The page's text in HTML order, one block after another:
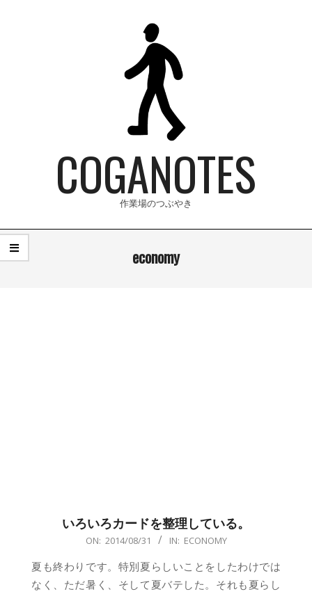
COGANOTES
作業場のつぶやき
Primary
Navigation
economy
いろいろカードを整理している。
31
ON: 2014/08/31 IN: ECONOMY
夏も終わりです。特別夏らしいことをしたわけでは
なく、ただ暑く、そして夏バテした。それも夏らし